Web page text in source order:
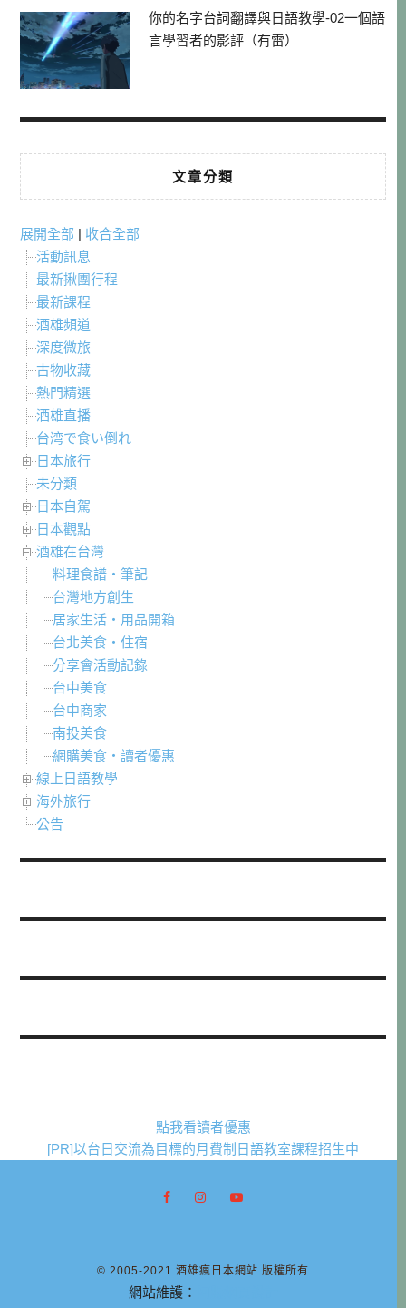
你的名字台詞翻譯與日語教學-02一個語
言學習者的影評（有雷）
文章分類
展開全部 | 收合全部
活動訊息
最新揪團行程
最新課程
酒雄頻道
深度微旅
古物收藏
熱門精選
酒雄直播
台湾で食い倒れ
日本旅行
未分類
日本自駕
日本觀點
酒雄在台灣
料理食譜・筆記
台灣地方創生
居家生活・用品開箱
台北美食・住宿
分享會活動記錄
台中美食
台中商家
南投美食
網購美食・讀者優惠
線上日語教學
海外旅行
公告
點我看讀者優惠
[PR]以台日交流為目標的月費制日語教室課程招生中
© 2005-2021 酒雄瘋日本網站 版權所有
網站維護：